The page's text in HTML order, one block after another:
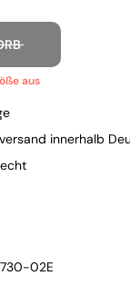
innerhalb
02E